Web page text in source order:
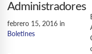
Administradores
febrero 15, 2016 in
Boletines